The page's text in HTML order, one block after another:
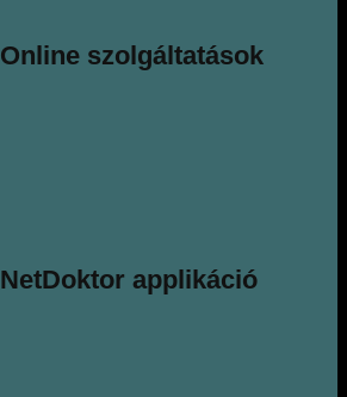
​Online szolgáltatások
​NetDoktor applikáció